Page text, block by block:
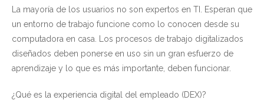
La mayoría de los usuarios no son expertos en TI. Esperan que
un entorno de trabajo funcione como lo conocen desde su
computadora en casa. Los procesos de trabajo digitalizados
diseñados deben ponerse en uso sin un gran esfuerzo de
aprendizaje y lo que es más importante, deben funcionar.
¿Qué es la experiencia digital del empleado (DEX)?